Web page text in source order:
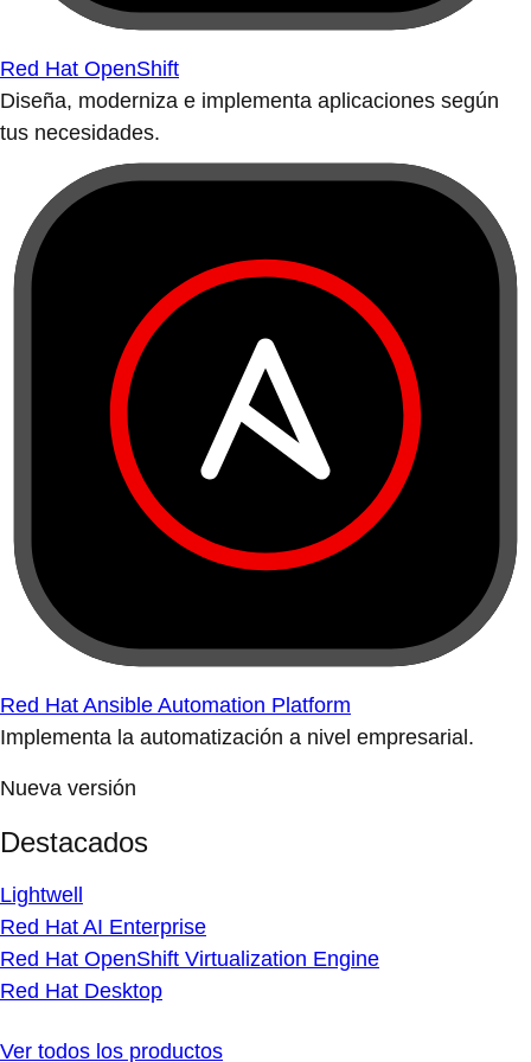
Red Hat OpenShift
Diseña, moderniza e implementa aplicaciones según
tus necesidades.
Red Hat Ansible Automation Platform
Implementa la automatización a nivel empresarial.
Nueva versión
Destacados
Lightwell
Red Hat AI Enterprise
Red Hat OpenShift Virtualization Engine
Red Hat Desktop
Ver todos los productos